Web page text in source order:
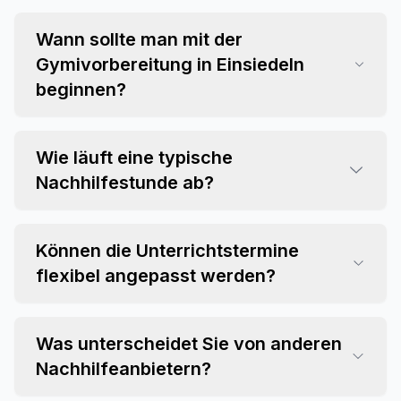
Wann sollte man mit der
Gymivorbereitung in Einsiedeln
beginnen?
Wie läuft eine typische
Nachhilfestunde ab?
Können die Unterrichtstermine
flexibel angepasst werden?
Was unterscheidet Sie von anderen
Nachhilfeanbietern?